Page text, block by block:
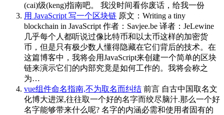
(cai)级(keng)指南吧。 我没时间看你废话，给我一份
用 JavaScript 写一个区块链 原文：Writing a tiny
blockchain in JavaScript 作者：Savjee.be 译者：JeLewine
几乎每个人都听说过像比特币和以太币这样的加密货
币，但是只有极少数人懂得隐藏在它们背后的技术。在
这篇博客中，我将会用JavaScript来创建一个简单的区块
链来演示它们的内部究竟是如何工作的。我将会称之
为…
vue组件命名指南,不为取名而纠结 前言 自古中国取名文
化博大进深,往往取一个好的名字而绞尽脑汁.那么一个好
名字能够带来什么呢? 名字的内涵必需和使用者固有的